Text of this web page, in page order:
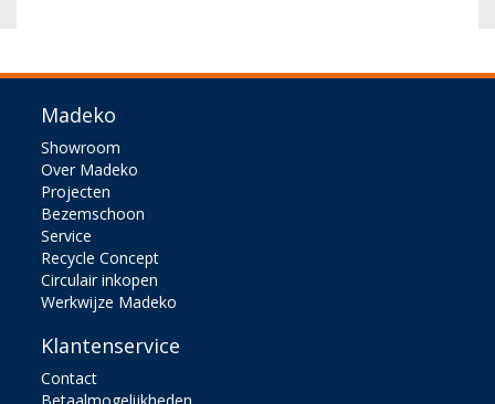
Madeko
Showroom
Over Madeko
Projecten
Bezemschoon
Service
Recycle Concept
Circulair inkopen
Werkwijze Madeko
Klantenservice
Contact